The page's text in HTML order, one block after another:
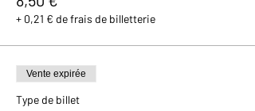
+ 0,21 € de frais de billetterie
Vente expirée
Type de billet